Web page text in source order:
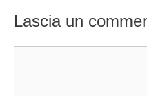
Lascia un